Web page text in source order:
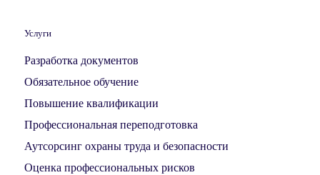
Услуги
Разработка документов
Обязательное обучение
Повышение квалификации
Профессиональная переподготовка
Аутсорсинг охраны труда и безопасности
Оценка профессиональных рисков